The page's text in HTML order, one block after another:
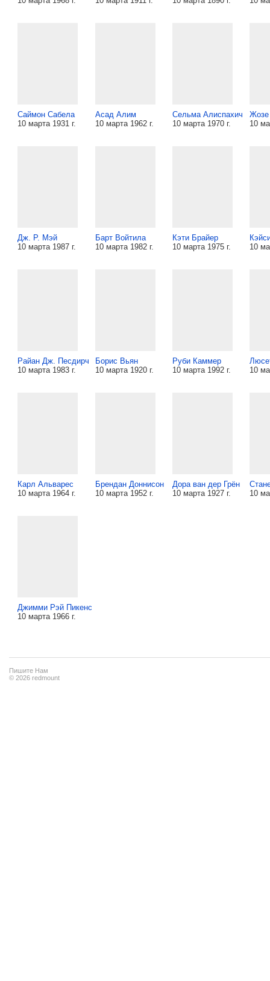
Саймон Сабела
10 марта 1931 г.
Асад Алим
10 марта 1962 г.
Сельма Алиспахич
10 марта 1970 г.
Жозе
10
Дж. Р. Мэй
10 марта 1987 г.
Барт Войтила
10 марта 1982 г.
Кэти Брайер
10 марта 1975 г.
10
Райан Дж. Песдирч
10 марта 1983 г.
Борис Вьян
10 марта 1920 г.
Руби Каммер
10 марта 1992 г.
10
Карл Альварес
10 марта 1964 г.
Брендан Доннисон
10 марта 1952 г.
Дора ван дер Грён
10 марта 1927 г.
10
Джимми Рэй Пикенс
10 марта 1966 г.
Пишите Нам
© 2026 redmount